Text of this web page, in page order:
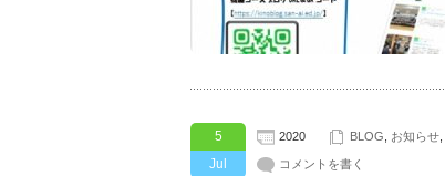
5
Jul
2020 BLOG お知らせ
コメントを書く